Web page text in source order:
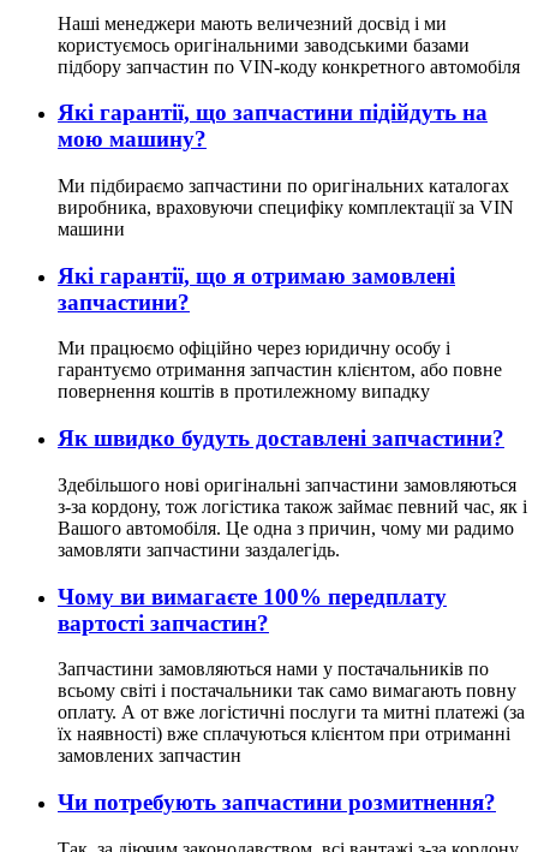
Наші менеджери мають величезний досвід і ми
користуємось оригінальними заводськими базами
підбору запчастин по VIN-коду конкретного автомобіля
Які гарантії, що запчастини підійдуть на
мою машину?
Ми підбираємо запчастини по оригінальних каталогах
виробника, враховуючи специфіку комплектації за VIN
машини
Які гарантії, що я отримаю замовлені
запчастини?
Ми працюємо офіційно через юридичну особу і
гарантуємо отримання запчастин клієнтом, або повне
повернення коштів в протилежному випадку
Як швидко будуть доставлені запчастини?
Здебільшого нові оригінальні запчастини замовляються
з-за кордону, тож логістика також займає певний час, як і
Вашого автомобіля. Це одна з причин, чому ми радимо
замовляти запчастини заздалегідь.
Чому ви вимагаєте 100% передплату
вартості запчастин?
Запчастини замовляються нами у постачальників по
всьому світі і постачальники так само вимагають повну
оплату. А от вже логістичні послуги та митні платежі (за
їх наявності) вже сплачуються клієнтом при отриманні
замовлених запчастин
Чи потребують запчастини розмитнення?